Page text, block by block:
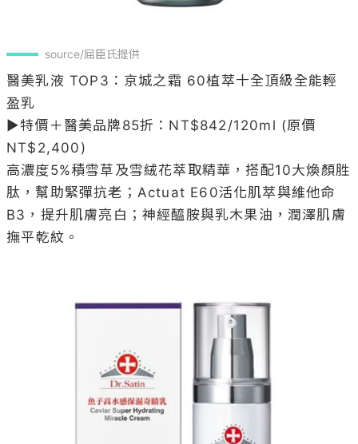
source/屈臣氏提供
醫美乳液 TOP3：京城之霜 60植萃十全頂級全能輕
盈乳
▶特價＋醫美品牌85折：NT$842/120ml (原價
NT$2,400)
高濃度5%積雪草及雪絨花萃取精華，搭配10大煥顏胜
肽，幫助緊彈抗老；Actuat E60活化肌萃與維他命
B3，提升肌膚亮白；神經醯胺與乳木果油，潤澤肌膚
撫平乾紋。